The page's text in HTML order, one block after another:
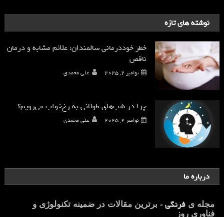
نوشته های تازه
خطر خوددرمانی سالمندان: علائم مشابه و درمان
ناقص
نوامبر 2, 2025 علی محمدی
چرا در شب‌های طولانی به رخ‌خواب می‌رویم؟
نوامبر 2, 2025 علی محمدی
درباره ما
مجله ی فرنگی - برترین مقالات در ضمینه تکنولوژی و
فناوری روز